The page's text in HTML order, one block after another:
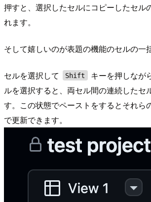
押すと、選択したセルにコピーしたセル
れます。
そして嬉しいのが表題の機能のセルの一
セルを選択して Shift
キーを押しなが
ルを選択すると、両セル間の連続したセ
す。この状態でペーストをするとそれら
で更新できます。